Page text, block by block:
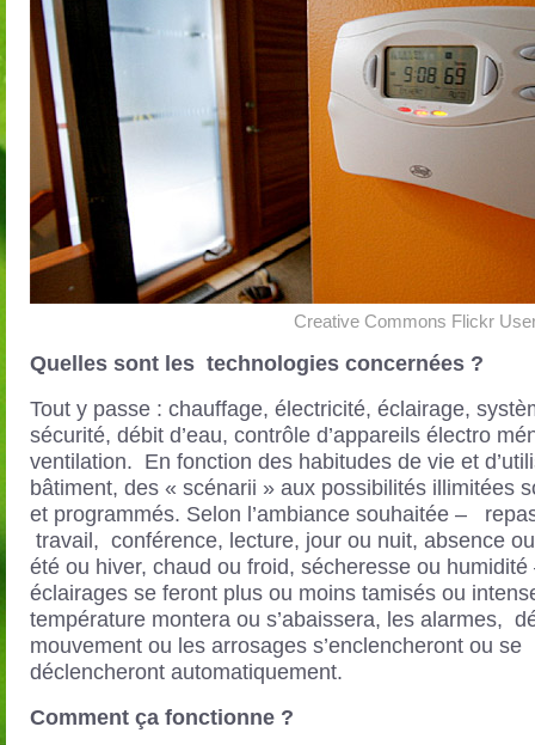
Creative Commons Flickr
Quelles sont les technologies concernées ?
Tout y passe : chauffage, électricité, éclairage,
sécurité, débit d’eau, contrôle d’appareils électro
ventilation. En fonction des habitudes de vie et
bâtiment, des « scénarii » aux possibilités illimitées
et programmés. Selon l’ambiance souhaitée –
travail, conférence, lecture, jour ou nuit, absence
été ou hiver, chaud ou froid, sécheresse ou
éclairages se feront plus ou moins tamisés ou
température montera ou s’abaissera, les alarmes,
mouvement ou les arrosages s’enclencheront ou se
déclencheront automatiquement.
Comment ça fonctionne ?